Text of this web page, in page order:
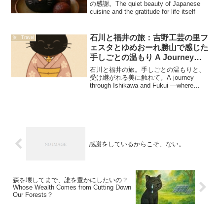
の感謝。The quiet beauty of Japanese
cuisine and the gratitude for life itself
旅 Travel
石川と福井の旅：吉野工芸の里フ
ェスタとゆめおーれ勝山で感じた
手しごとの温もり A Journey
Through Ishikawa & Fukui —
Traditions and the Warmth of
Handmade Crafts
石川と福井の旅。手しごとの温もりと、
受け継がれる美に触れて。A journey
through Ishikawa and Fukui —where
感謝をしているからこそ、ない。
森を壊してまで、誰を豊かにしたいの？
Whose Wealth Comes from Cutting Down
Our Forests？